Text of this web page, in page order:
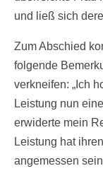
und ließ sich
Zum Abschied
folgende
verkneifen: „Ich
Leistung nun
erwiderte mein
Leistung hat
angemessen